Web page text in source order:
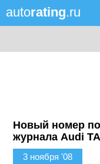
autorating.ru
Новый номер
журнала Audi
3 ноября '08